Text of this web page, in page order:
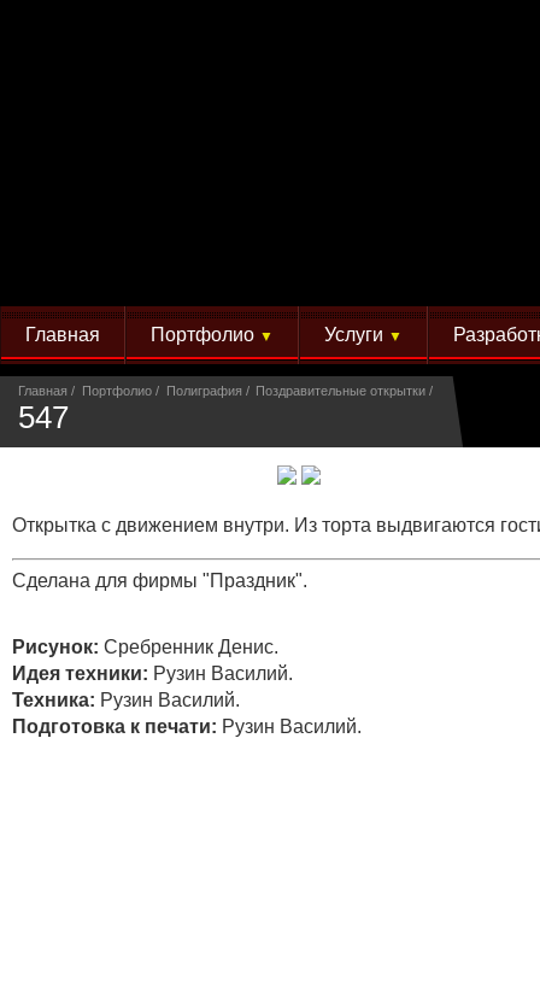
Главная Портфолио ▼ Услуги ▼
Главная Портфолио Полиграфия Поздравительные открытки
547
Открытка с движением внутри. Из торта выдвигаются
Сделана для фирмы "Праздник".
Рисунок: Сребренник Денис.
Идея техники: Рузин Василий.
Техника: Рузин Василий.
Подготовка к печати: Рузин Василий.